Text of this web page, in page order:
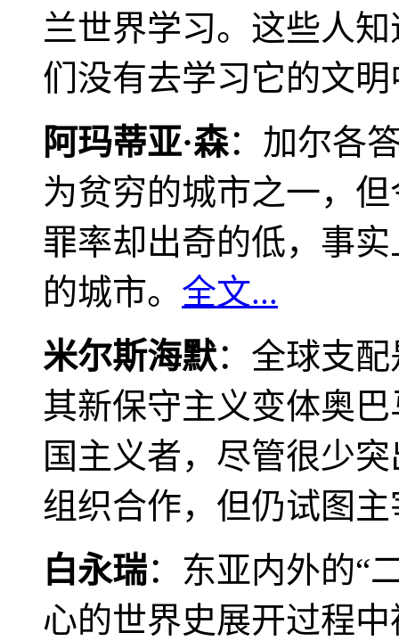
兰世界学习。这些人
们没有去学习它的文
阿玛蒂亚·森：加尔各
为贫穷的城市之一，
罪率却出奇的低，事
的城市。 全文...
米尔斯海默：全球支
其新保守主义变体奥
国主义者，尽管很少
组织合作，但仍试图
白永瑞：东亚内外的“
心的世界史展开过程